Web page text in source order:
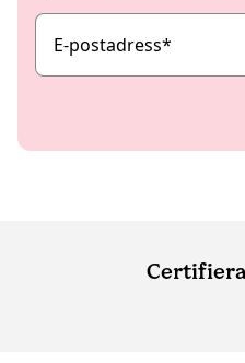
E-postadress*